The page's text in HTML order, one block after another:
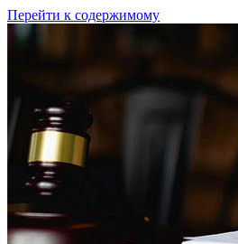
Перейти к содержимому